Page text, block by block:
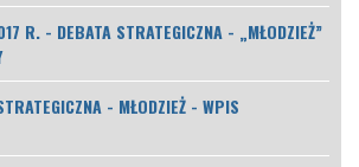
R. - DEBATA STRATEGICZNA - „MŁODZIEŻ”
- MŁODZIEŻ - WPIS